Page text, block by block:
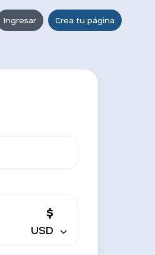
Ingresar Crea tu página
$
USD